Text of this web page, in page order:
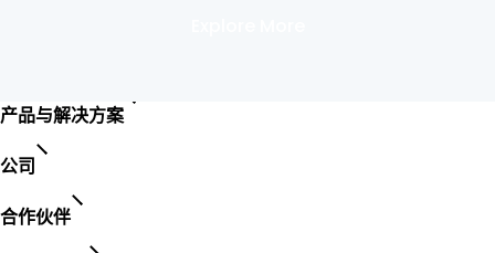
产品与解决方案
公司
合作伙伴